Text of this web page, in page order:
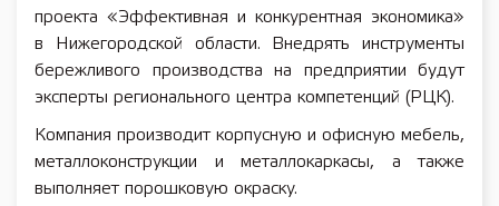
проекта «Эффективная и конкурентная экономика»
в Нижегородской области. Внедрять инструменты
бережливого производства на предприятии будут
эксперты регионального центра компетенций (РЦК).
Компания производит корпусную и офисную мебель,
металлоконструкции и металлокаркасы, а также
выполняет порошковую окраску.